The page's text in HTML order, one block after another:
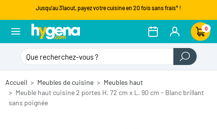
Jusqu'au 31aout, payez votre cuisine en 20 fois sans frais* !
0
Accueil Meubles de cuisine
Meubles haut
Meuble haut cuisine 2 portes H. 72 cm x L. 90 cm - Blanc brillant
sans poignée